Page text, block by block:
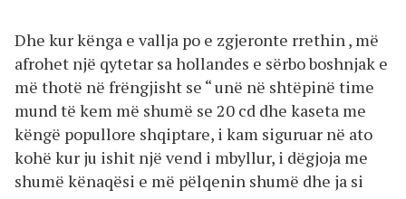
Dhe kur kënga e vallja po e zgjeronte rrethin , më
afrohet një qytetar sa hollandes e sërbo boshnjak e
më thotë në frëngjisht se “ unë në shtëpinë time
mund të kem më shumë se 20 cd dhe kaseta me
këngë popullore shqiptare, i kam siguruar në ato
kohë kur ju ishit një vend i mbyllur, i dëgjoja me
shumë kënaqësi e më pëlqenin shumë dhe ja si